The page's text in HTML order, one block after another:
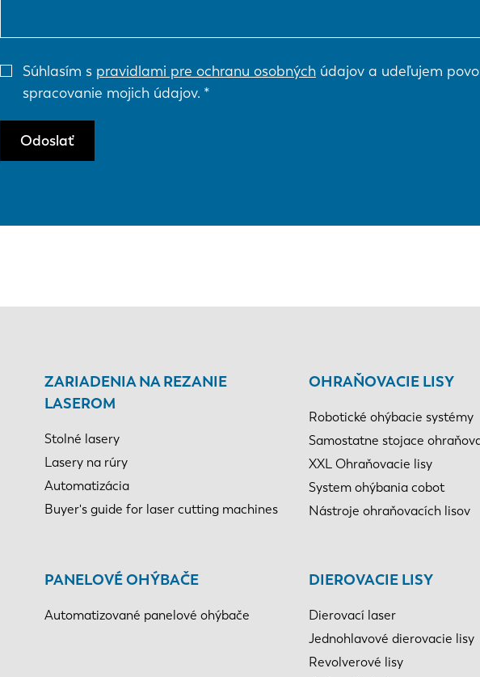
Súhlasím s pravidlami pre ochranu osobnýchúdajov a udeľujem
spracovanie mojich údajov.
Odoslať
ZARIADENIA NA REZANIE
LASEROM
Stolné lasery
Lasery na rúry
Automatizácia
Buyer's guide for laser cutting machines
OHRAŇOVACIE LISY
Robotické ohýbacie systémy
Samostatne stojace
XXL Ohraňovacie lisy
System ohýbania cobot
Nástroje ohraňovacích lisov
PANELOVÉ OHÝBAČE
Automatizované panelové ohýbače
DIEROVACIE LISY
Dierovací laser
Jednohlavové dierovacie lisy
Revolverové lisy